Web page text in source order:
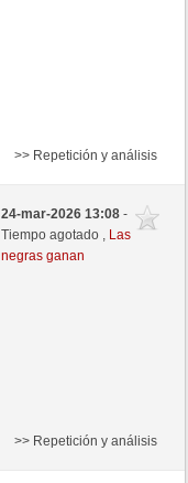
>> Repetición y análisis
24-mar-2026 13:08-
Tiempo agotado , Las
negras ganan
>> Repetición y análisis